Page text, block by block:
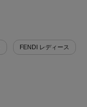
FENDI レディース